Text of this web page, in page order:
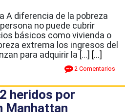
A diferencia de la pobreza
no puede cubrir
básicos como vivienda o
extrema los ingresos del
para adquirir la […] [...]
2 Comentarios
heridos por
Manhattan